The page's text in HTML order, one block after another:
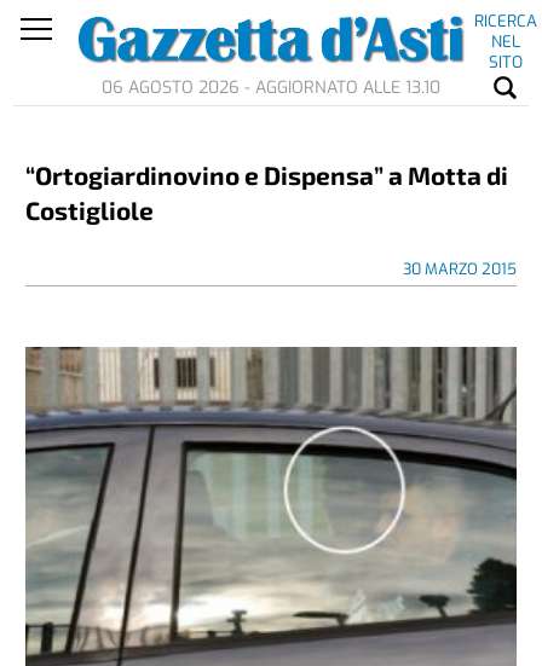
RICERCA
NEL
SITO
06 AGOSTO 2026 - AGGIORNATO ALLE 13.10
“Ortogiardinovino e Dispensa” a Motta di
Costigliole
30 MARZO 2015